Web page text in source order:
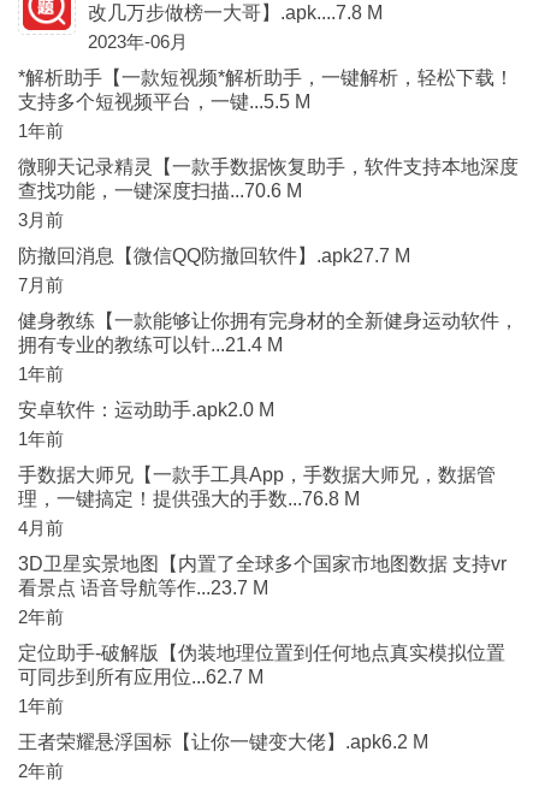
改几万步做榜一大哥】.apk....7.8 M
2023年-06月
*解析助手【一款短视频*解析助手，一键解析，轻松下载！
支持多个短视频平台，一键...5.5 M
1年前
微聊天记录精灵【一款手数据恢复助手，软件支持本地深度
查找功能，一键深度扫描...70.6 M
3月前
防撤回消息【微信QQ防撤回软件】.apk27.7 M
7月前
健身教练【一款能够让你拥有完身材的全新健身运动软件，
拥有专业的教练可以针...21.4 M
1年前
安卓软件：运动助手.apk2.0 M
1年前
手数据大师兄【一款手工具App，手数据大师兄，数据管
理，一键搞定！提供强大的手数...76.8 M
4月前
3D卫星实景地图【内置了全球多个国家市地图数据 支持vr
看景点 语音导航等作...23.7 M
2年前
定位助手-破解版【伪装地理位置到任何地点真实模拟位置
可同步到所有应用位...62.7 M
1年前
王者荣耀悬浮国标【让你一键变大佬】.apk6.2 M
2年前